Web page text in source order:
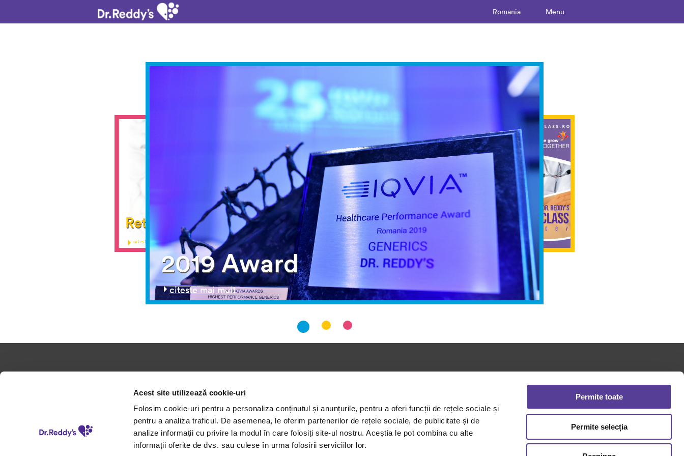
Acest site utilizează cookie-uri
Folosim cookie-uri pentru a personaliza conținutul și anunțurile, pentru a oferi funcții de rețele sociale și
pentru a analiza traficul. De asemenea, le oferim partenerilor de rețele sociale, de publicitate și de
analize informații cu privire la modul în care folosiți site-ul nostru. Aceștia le pot combina cu alte
informații oferite de dvs. sau culese în urma folosirii serviciilor lor.
Permite toate
Permite selecția
Menu
Romania
2019 Award
We grow together!
Retete fara frustrari pentru persoanele cu guta
Dr. Reddy's in -
Romania
Despre Dr. Reddy's
Promisiunile noastre
Povesti de viata
Medicamentele
noastre
Arii terapeutice
Dedicate pacientilor
Dedicate comunitatii
Dedicate medicilor
Viata la Dr.Reddy's
Lucreaza cu noi
Politici de
Confidențialitate
Politica Cookies
Contact